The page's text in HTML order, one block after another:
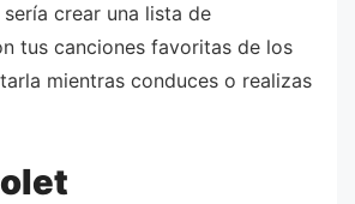
crear una lista de
tus canciones favoritas de los
mientras conduces o realizas